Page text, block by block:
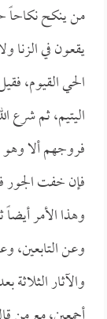
من ينكح نكاحاً
يقعون في الزنا
الحي القيوم،
اليتيم، ثم شرع
فروجهم ألا
فإن خفت الجور
وهذا الأمر
وعن التابعين،
والآثار الثلاثة